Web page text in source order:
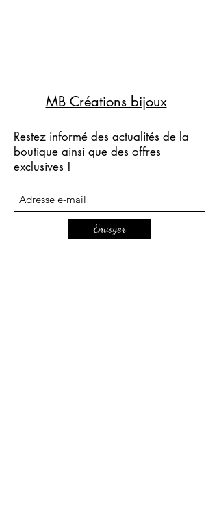
MB Créations bijoux
Restez informé des actualités de la
boutique ainsi que des offres
exclusives !
Envoyer